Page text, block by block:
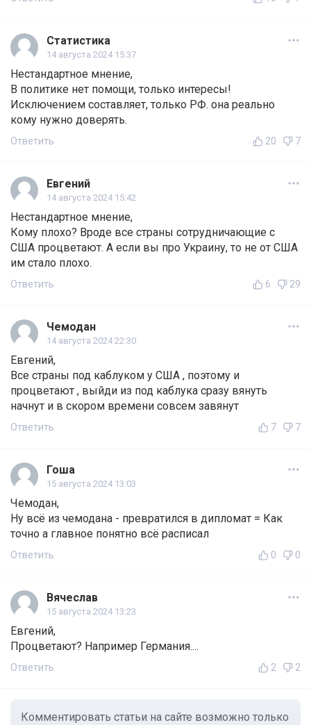
Статистика
14 августа 2024 15:37
Нестандартное мнение,
В политике нет помощи, только интересы!
Исключением составляет, только РФ. она реально
кому нужно доверять.
Ответить 20 7
Евгений
14 августа 2024 15:42
Нестандартное мнение,
Кому плохо? Вроде все страны сотрудничающие с
США процветают. А если вы про Украину, то не от США
им стало плохо.
Ответить 6 29
Чемодан
14 августа 2024 22:30
Евгений,
Все страны под каблуком у США , поэтому и
процветают , выйди из под каблука сразу вянуть
начнут и в скором времени совсем завянут
Ответить 7 7
Гоша
15 августа 2024 13:03
Чемодан,
Ну всё из чемодана - превратился в дипломат = Как
точно а главное понятно всё расписал
Ответить 0 0
Вячеслав
15 августа 2024 13:23
Евгений,
Процветают? Например Германия....
Ответить 2 2
Комментировать статьи на сайте возможно только